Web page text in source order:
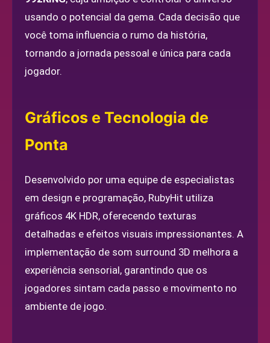
usando o potencial da gema. Cada decisão que
você toma influencia o rumo da história,
tornando a jornada pessoal e única para cada
jogador.
Gráficos e Tecnologia de
Ponta
Desenvolvido por uma equipe de especialistas
em design e programação, RubyHit utiliza
gráficos 4K HDR, oferecendo texturas
detalhadas e efeitos visuais impressionantes. A
implementação de som surround 3D melhora a
experiência sensorial, garantindo que os
jogadores sintam cada passo e movimento no
ambiente de jogo.